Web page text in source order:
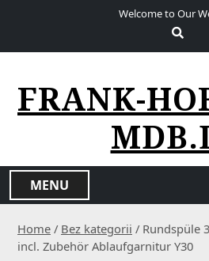
Welcome to Our
FRANK-
MENU
Home / Bez kategorii / Rundspüle
incl. Zubehör Ablaufgarnitur Y30